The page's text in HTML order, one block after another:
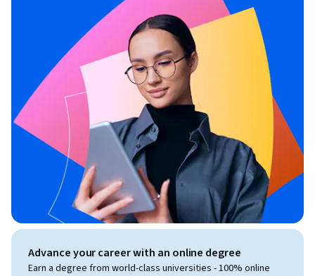
Advance your career with an online degree
Earn a degree from world-class universities - 100% online